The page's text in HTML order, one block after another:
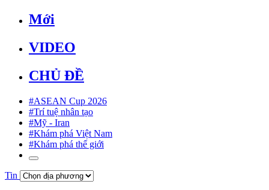
Mới
VIDEO
CHỦ ĐỀ
#ASEAN Cup 2026
#Trí tuệ nhân tạo
#Mỹ - Iran
#Khám phá Việt Nam
#Khám phá thế giới
Tin